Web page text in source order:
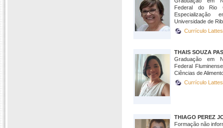
Federal do Rio
Especialização
Universidade de
Currículo
THAIS SOUZA
Graduação em
Federal
Ciências de
Currículo
THIAGO PEREZ
Formação não